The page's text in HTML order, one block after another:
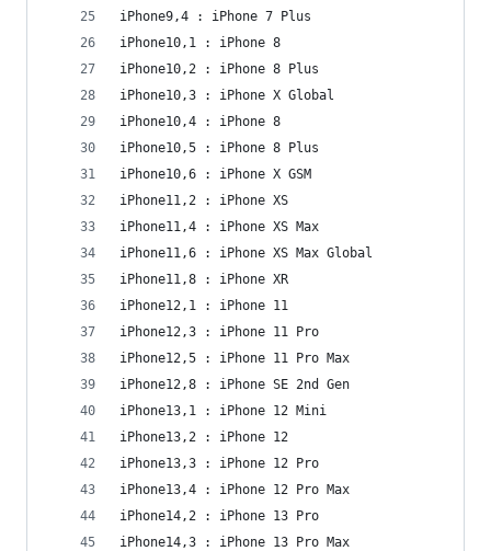
iPhone9,4 : iPhone 7 Plus
iPhone10,1 : iPhone 8
iPhone10,2 : iPhone 8 Plus
iPhone10,3 : iPhone X Global
iPhone10,4 : iPhone 8
iPhone10,5 : iPhone 8 Plus
iPhone10,6 : iPhone X GSM
iPhone11,2 : iPhone XS
iPhone11,4 : iPhone XS Max
iPhone11,6 : iPhone XS Max Global
iPhone11,8 : iPhone XR
iPhone12,1 : iPhone 11
iPhone12,3 : iPhone 11 Pro
iPhone12,5 : iPhone 11 Pro Max
iPhone12,8 : iPhone SE 2nd Gen
iPhone13,1 : iPhone 12 Mini
iPhone13,2 : iPhone 12
iPhone13,3 : iPhone 12 Pro
iPhone13,4 : iPhone 12 Pro Max
iPhone14,2 : iPhone 13 Pro
iPhone14,3 : iPhone 13 Pro Max